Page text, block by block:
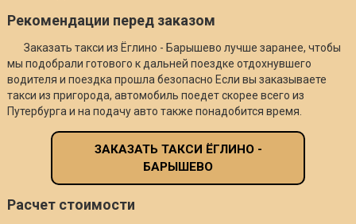
Рекомендации перед заказом
Заказать такси из Ёглино - Барышево лучше заранее, чтобы
мы подобрали готового к дальней поездке отдохнувшего
водителя и поездка прошла безопасно Если вы заказываете
такси из пригорода, автомобиль поедет скорее всего из
Путербурга и на подачу авто также понадобится время.
ЗАКАЗАТЬ ТАКСИ ЁГЛИНО -
БАРЫШЕВО
Расчет стоимости